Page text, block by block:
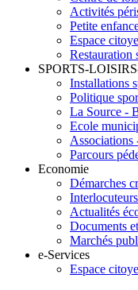
Activités
Petite
Espace
Restauration
SPORTS-
Installations
Politique
La Source -
Ecole
Associations
Parcours
Economie
Démarches
Actualités
Documents
Marchés
e-Services
Espace